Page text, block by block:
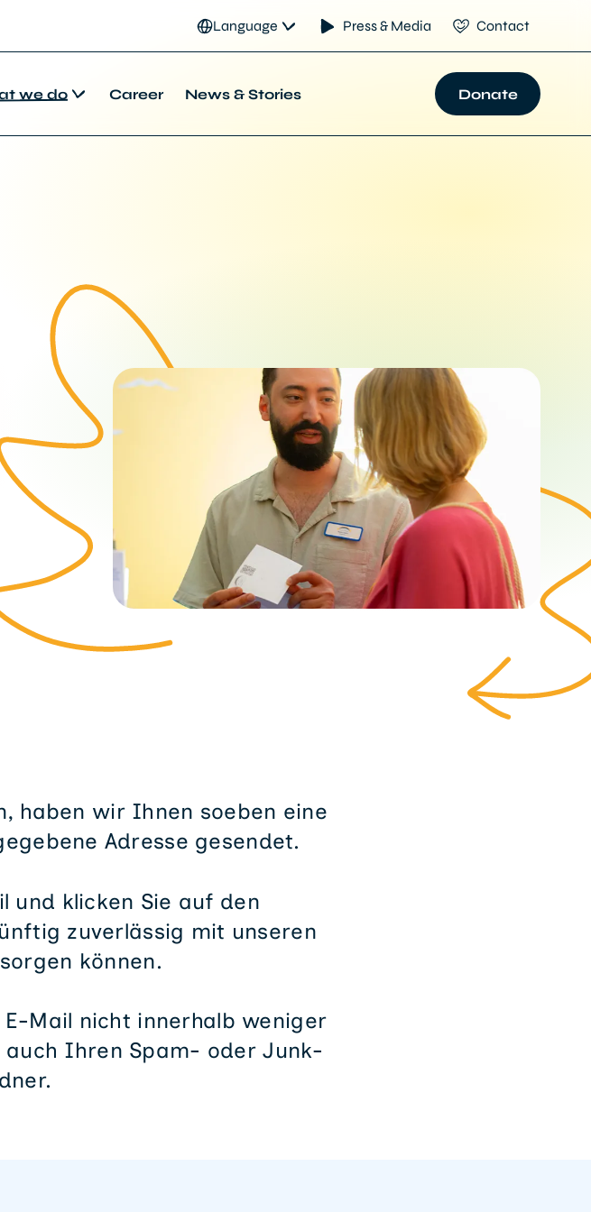
Language Press & Media Contact
we do Career News & Stories Donate
haben wir Ihnen soeben eine
Adresse gesendet.
und klicken Sie auf den
zuverlässig mit unseren
können.
E-Mail nicht innerhalb weniger
Ihren Spam- oder Junk-